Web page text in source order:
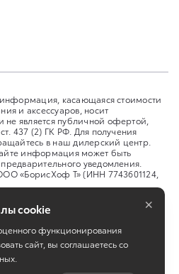
информация, касающаяся стоимости
и аксессуаров, носит
является публичной офертой,
437 (2) ГК РФ. Для получения
в наш дилерский центр.
информация может быть
уведомления.
«БорисХоф Т» (ИНН 7743601124,
cookie
функционирования
сайт, вы соглашаетесь со
×